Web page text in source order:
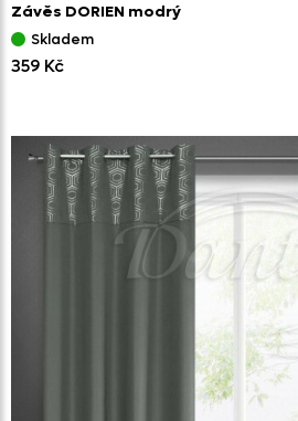
Závěs DORIEN modrý
Skladem
359 Kč